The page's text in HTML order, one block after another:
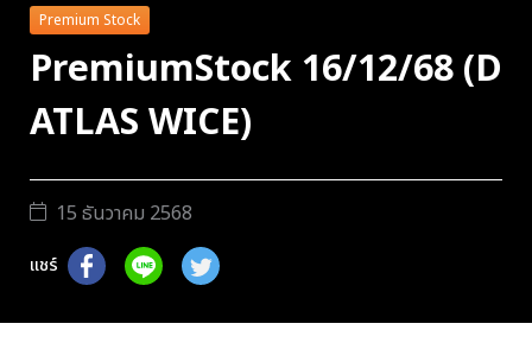
Premium Stock
PremiumStock 16/12/68 (D
ATLAS WICE)
15 ธันวาคม 2568
แชร์